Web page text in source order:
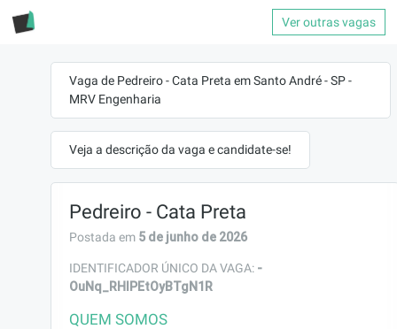
Ver outras vagas
Vaga de Pedreiro - Cata Preta em Santo André - SP -
MRV Engenharia
Veja a descrição da vaga e candidate-se!
Pedreiro - Cata Preta
Postada em 5 de junho de 2026
IDENTIFICADOR ÚNICO DA VAGA: -
OuNq_RHlPEtOyBTgN1R
QUEM SOMOS